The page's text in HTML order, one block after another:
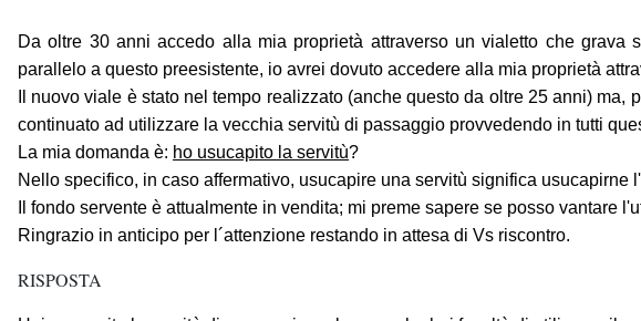
Da oltre 30 anni accedo alla mia proprietà attraverso un vialetto che
parallelo a questo preesistente, io avrei dovuto accedere alla mia proprietà
Il nuovo viale è stato nel tempo realizzato (anche questo da oltre 25 anni)
continuato ad utilizzare la vecchia servitù di passaggio provvedendo in tutti
La mia domanda è: ho usucapito la servitù?
Nello specifico, in caso affermativo, usucapire una servitù significa
Il fondo servente è attualmente in vendita; mi preme sapere se posso
Ringrazio in anticipo per l´attenzione restando in attesa di Vs riscontro.
RISPOSTA